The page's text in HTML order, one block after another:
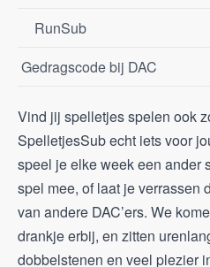
RunSub
Gedragscode bij DAC
Vind jij spelletjes spelen ook
SpelletjesSub echt iets voor
speel je elke week een ander
spel mee, of laat je verrassen
van andere DAC’ers. We
drankje erbij, en zitten
dobbelstenen en veel plezier